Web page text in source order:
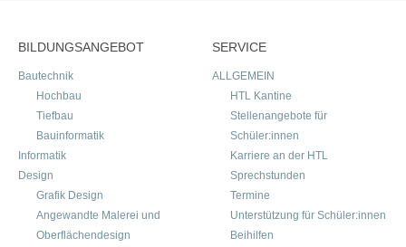
BILDUNGSANGEBOT
Bautechnik
Hochbau
Tiefbau
Bauinformatik
Informatik
Design
Grafik Design
Angewandte Malerei und
Oberflächendesign
SERVICE
ALLGEMEIN
HTL Kantine
Stellenangebote für
Schüler:innen
Karriere an der HTL
Sprechstunden
Termine
Unterstützung für Schüler:innen
Beihilfen